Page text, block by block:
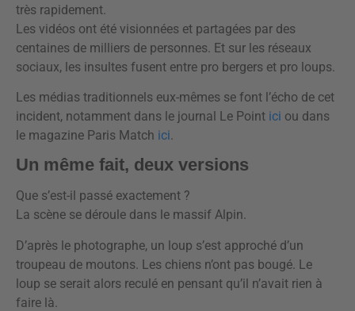
très rapidement.
Les vidéos ont été visionnées et partagées par des
centaines de milliers de personnes. Et sur les réseaux
sociaux, les insultes fusent entre pro bergers et pro loups.
Les médias traditionnels eux-mêmes se font l’écho de cet
incident, notamment dans le journal Le Point ici ou dans
le magazine Paris Match ici.
Un même fait, deux versions
Que s’est-il passé exactement ?
La scène se déroule dans le massif Alpin.
D’après le photographe, un loup s’est approché d’un
troupeau de moutons. Les chiens n’ont pas bougé. Le
loup se serait alors reculé en pensant qu’il n’avait rien à
faire là.